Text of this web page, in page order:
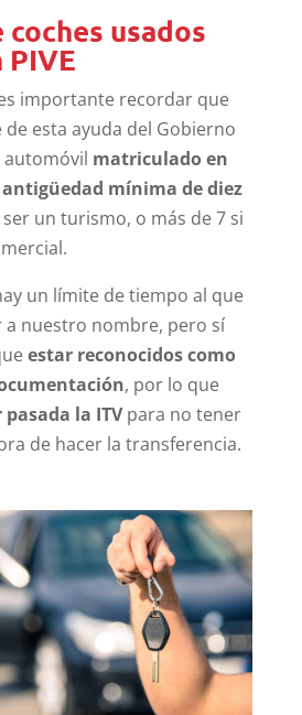
coches usados
PIVE
importante recordar que
esta ayuda del Gobierno
automóvil matriculado en
mínima de diez
un turismo, o más de 7 si
un límite de tiempo al que
nuestro nombre, pero sí
estar reconocidos como
, por lo que
la ITVpara no tener
de hacer la transferencia.